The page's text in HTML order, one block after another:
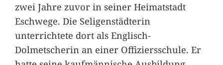
zwei Jahre zuvor in seiner Heimatstadt
Eschwege. Die Seligenstädterin
unterrichtete dort als Englisch-
Dolmetscherin an einer Offiziersschule. Er